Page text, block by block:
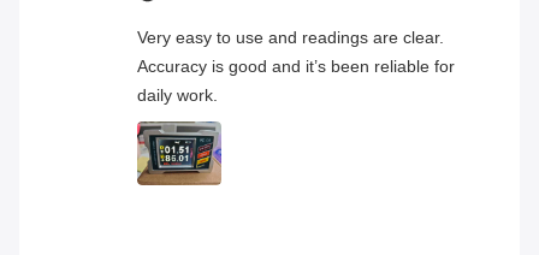
Very easy to use and readings are clear.
Accuracy is good and it’s been reliable for
daily work.